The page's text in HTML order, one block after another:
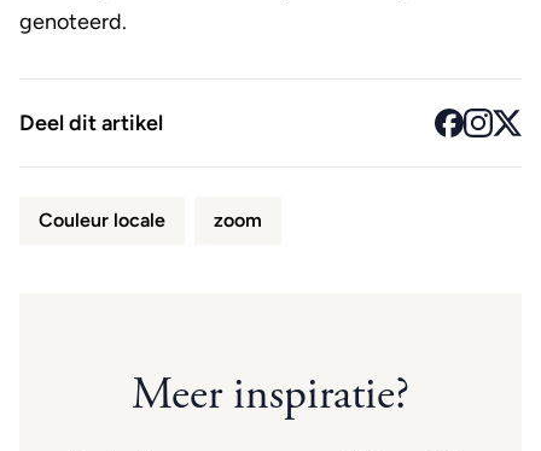
genoteerd.
Deel dit artikel
Couleur locale zoom
Meer inspiratie?